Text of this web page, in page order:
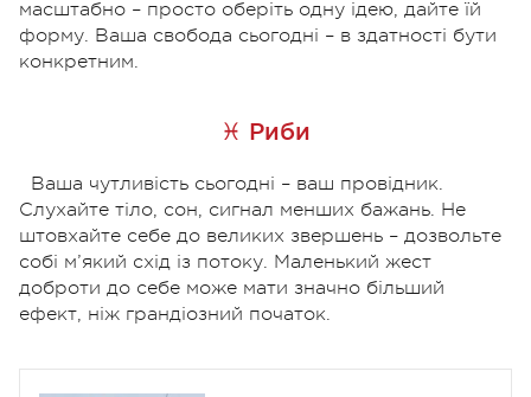
масштабно – просто оберіть одну ідею, дайте їй
форму. Ваша свобода сьогодні – в здатності бути
конкретним.
♓ Риби
Ваша чутливість сьогодні – ваш провідник.
Слухайте тіло, сон, сигнал менших бажань. Не
штовхайте себе до великих звершень – дозвольте
собі м’який схід із потоку. Маленький жест
доброти до себе може мати значно більший
ефект, ніж грандіозний початок.